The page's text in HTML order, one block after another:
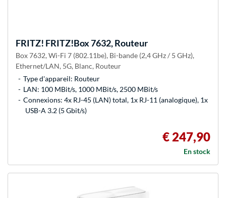
FRITZ! FRITZ!Box 7632, Routeur
Box 7632, Wi-Fi 7 (802.11be), Bi-bande (2,4 GHz / 5 GHz),
Ethernet/LAN, 5G, Blanc, Routeur
Type d'appareil: Routeur
LAN: 100 MBit/s, 1000 MBit/s, 2500 MBit/s
Connexions: 4x RJ-45 (LAN) total, 1x RJ-11 (analogique), 1x
USB-A 3.2 (5 Gbit/s)
€ 247,90
En stock